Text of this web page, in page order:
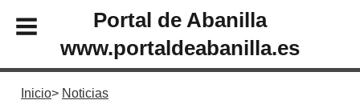
Portal de Abanilla
www.portaldeabanilla.es
Inicio Noticias